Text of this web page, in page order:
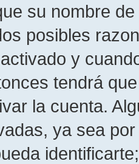
su nombre
posibles
y
tendrá
la cuenta.
ya sea